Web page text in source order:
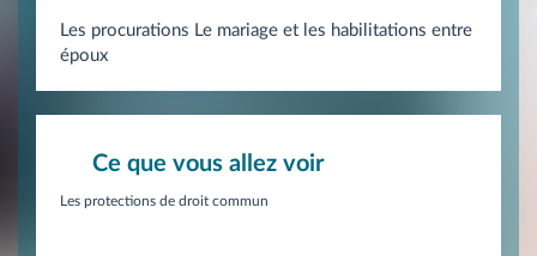
Les procurations Le mariage et les habilitations entre
époux
Ce que vous allez voir
Les protections de droit commun